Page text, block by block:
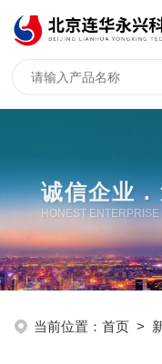
诚信企业 .
HONEST
当前位置：首页 >